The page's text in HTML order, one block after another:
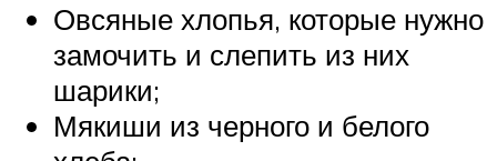
Овсяные хлопья, которые нужно
замочить и слепить из них
шарики;
Мякиши из черного и белого